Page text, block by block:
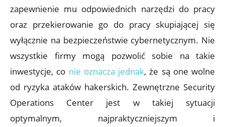
zapewnienie mu odpowiednich narzędzi do pracy
oraz przekierowanie go do pracy skupiającej się
wyłącznie na bezpieczeństwie cybernetycznym. Nie
wszystkie firmy mogą pozwolić sobie na takie
inwestycje, co nie oznacza jednak, że są one wolne
od ryzyka ataków hakerskich. Zewnętrzne Security
Operations Center jest w takiej sytuacji
optymalnym, najpraktyczniejszym i